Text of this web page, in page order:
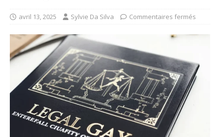
avril 13, 2025 Sylvie Da Silva Commentaires fermés